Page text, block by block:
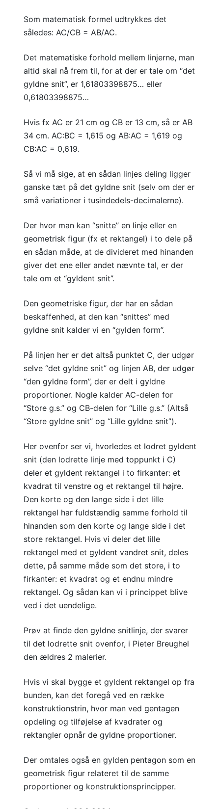
Som matematisk formel udtrykkes det
således: AC/CB = AB/AC.
Det matematiske forhold mellem linjerne, man
altid skal nå frem til, for at der er tale om “det
gyldne snit”, er 1,61803398875… eller
0,61803398875…
Hvis fx AC er 21 cm og CB er 13 cm, så er AB
34 cm. AC:BC = 1,615 og AB:AC = 1,619 og
CB:AC = 0,619.
Så vi må sige, at en sådan linjes deling ligger
ganske tæt på det gyldne snit (selv om der er
små variationer i tusindedels-decimalerne).
Der hvor man kan “snitte” en linje eller en
geometrisk figur (fx et rektangel) i to dele på
en sådan måde, at de divideret med hinanden
giver det ene eller andet nævnte tal, er der
tale om et “gyldent snit”.
Den geometriske figur, der har en sådan
beskaffenhed, at den kan “snittes” med
gyldne snit kalder vi en “gylden form”.
På linjen her er det altså punktet C, der udgør
selve “det gyldne snit” og linjen AB, der udgør
“den gyldne form”, der er delt i gyldne
proportioner. Nogle kalder AC-delen for
“Store g.s.” og CB-delen for “Lille g.s.” (Altså
“Store gyldne snit” og “Lille gyldne snit”).
Her ovenfor ser vi, hvorledes et lodret gyldent
snit (den lodrette linje med toppunkt i C)
deler et gyldent rektangel i to firkanter: et
kvadrat til venstre og et rektangel til højre.
Den korte og den lange side i det lille
rektangel har fuldstændig samme forhold til
hinanden som den korte og lange side i det
store rektangel. Hvis vi deler det lille
rektangel med et gyldent vandret snit, deles
dette, på samme måde som det store, i to
firkanter: et kvadrat og et endnu mindre
rektangel. Og sådan kan vi i princippet blive
ved i det uendelige.
Prøv at finde den gyldne snitlinje, der svarer
til det lodrette snit ovenfor, i Pieter Breughel
den ældres 2 malerier.
Hvis vi skal bygge et gyldent rektangel op fra
bunden, kan det foregå ved en række
konstruktionstrin, hvor man ved gentagen
opdeling og tilføjelse af kvadrater og
rektangler opnår de gyldne proportioner.
Der omtales også en gylden pentagon som en
geometrisk figur relateret til de samme
proportioner og konstruktionsprincipper.